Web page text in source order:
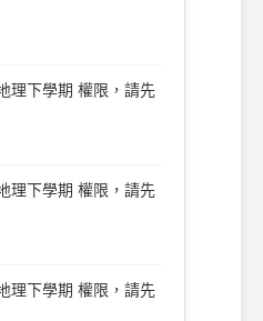
理下學期 權限，請先
理下學期 權限，請先
理下學期 權限，請先